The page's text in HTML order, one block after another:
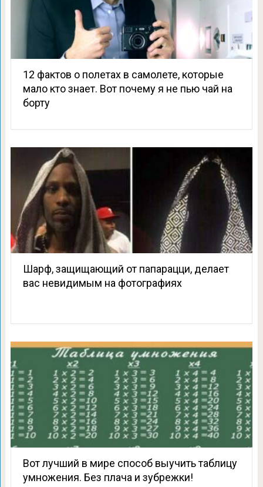
12 фактов о полетах в самолете, которые
мало кто знает. Вот почему я не пью чай на
борту
Шарф, защищающий от папарацци, делает
вас невидимым на фотографиях
Вот лучший в мире способ выучить таблицу
умножения. Без плача и зубрежки!